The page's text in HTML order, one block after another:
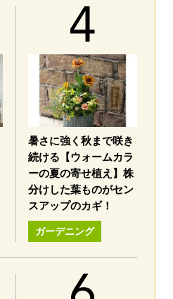
暑さに強く秋まで咲き
続ける【ウォームカラ
ーの夏の寄せ植え】株
分けした葉ものがセン
スアップのカギ！
ガーデニング